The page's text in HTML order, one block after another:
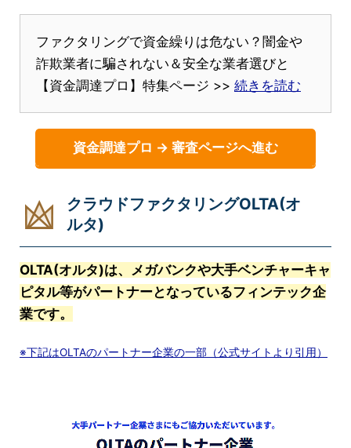
ファクタリングで資金繰りは危ない？闇金や
詐欺業者に騙されない＆安全な業者選びと
【資金調達プロ】特集ページ >> 続きを読む
資金調達プロ → 審査ページへ進む
クラウドファクタリングOLTA(オ
ルタ)
OLTA(オルタ)は、メガバンクや大手ベンチャーキャ
ピタル等がパートナーとなっているフィンテック企
業です。
※下記はOLTAのパートナー企業の一部（公式サイトより引用）